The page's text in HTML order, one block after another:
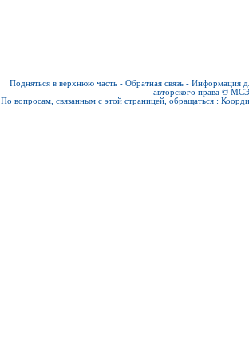
Подняться в верхнюю часть - Обратная связь - Информация
авторского права ©
По вопросам, связанным с этой страницей, обращаться :